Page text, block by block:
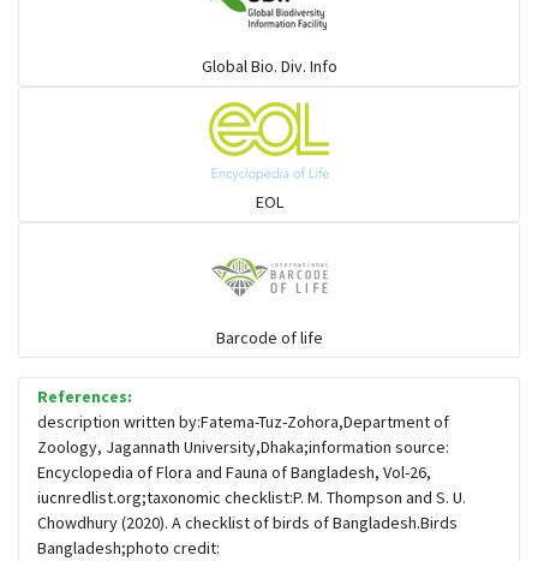
চড়ুই-বাবুই-খঞ্জন-তুলিকা-মুনিয়া
চড়ুই-বাবুই-খঞ্জন-তুলিকা-মুনিয়া
চিল-বাজ -ঈগল-শিকরে
চ্যাগা, বাটান, জিরিয়া ও তাদের সহজাত
ছোট মাছরাঙা
ছোটন প্রিনা
Global Bio. Div. Info
EOL
Barcode of life
References:
description written by:Fatema-Tuz-Zohora,Department of
Zoology, Jagannath University,Dhaka;information source:
Encyclopedia of Flora and Fauna of Bangladesh, Vol-26,
iucnredlist.org;taxonomic checklist:P. M. Thompson and S. U.
Chowdhury (2020). A checklist of birds of Bangladesh.Birds
Bangladesh;photo credit: